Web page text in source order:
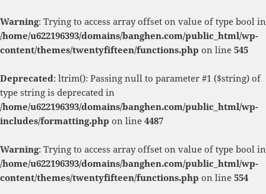
Warning: Trying to access array offset on value of type bool in
/home/u622196393/domains/banghen.com/public_html/wp-
content/themes/twentyfifteen/functions.php on line 545
Deprecated: ltrim(): Passing null to parameter #1 ($string) of
type string is deprecated in
/home/u622196393/domains/banghen.com/public_html/wp-
includes/formatting.php on line 4487
Warning: Trying to access array offset on value of type bool in
/home/u622196393/domains/banghen.com/public_html/wp-
content/themes/twentyfifteen/functions.php on line 554